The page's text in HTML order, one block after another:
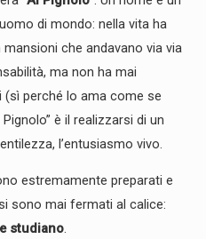
di mondo: nella vita ha
che andavano via via
ma non ha mai
perché lo ama come se
è il realizzarsi di un
l’entusiasmo vivo.
estremamente preparati e
sono mai fermati al calice:
studiano.